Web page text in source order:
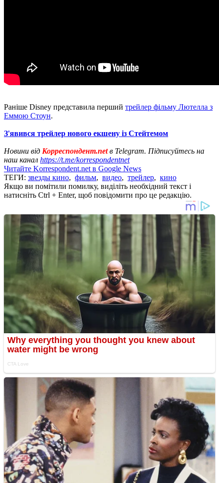
Раніше Disney представила перший трейлер фільму Лютелла з
Еммою Стоун.
З'явився трейлер нового екшену із Стейтемом
Новини від Корреспондент.netв Telegram. Підписуйтесь на
наш канал https://t.me/korrespondentnet
Читайте Korrespondent.net в Google News
ТЕГИ: звезды кино, фильм, видео, трейлер, кино
Якщо ви помітили помилку, виділіть необхідний текст і
натисніть Ctrl + Enter, щоб повідомити про це редакцію.